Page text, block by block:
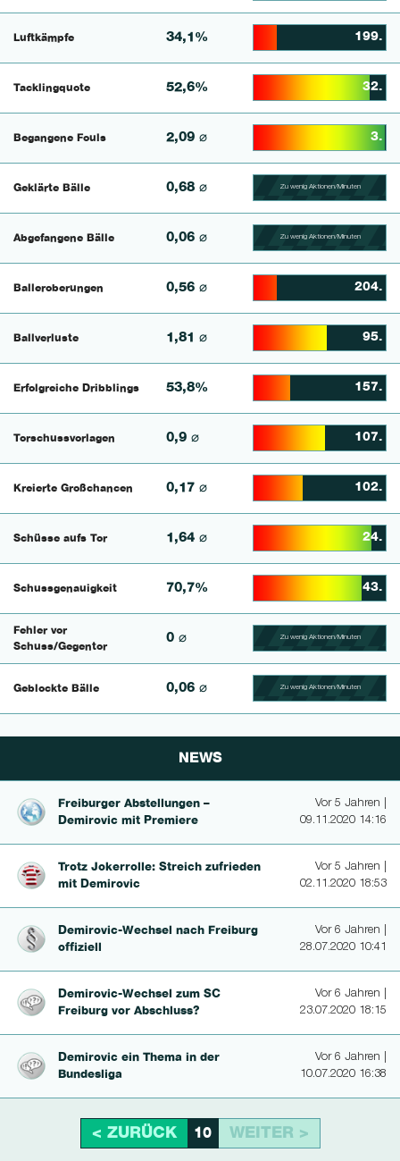
Luftkämpfe 34,1% 199.
Tacklingquote 52,6% 32.
Begangene Fouls 2,09 ⌀ 3.
Geklärte Bälle 0,68 ⌀ Zu wenig Aktionen/Minuten
Abgefangene Bälle 0,06 ⌀ Zu wenig Aktionen/Minuten
Balleroberungen 0,56 ⌀ 204.
Ballverluste 1,81 ⌀ 95.
Erfolgreiche Dribblings 53,8% 157.
Torschussvorlagen 0,9 ⌀ 107.
Kreierte Großchancen 0,17 ⌀ 102.
Schüsse aufs Tor 1,64 ⌀ 24.
Schussgenauigkeit 70,7% 43.
Fehler vor
Schuss/Gegentor
0 ⌀ Zu wenig Aktionen/Minuten
Geblockte Bälle 0,06 ⌀ Zu wenig Aktionen/Minuten
NEWS
Freiburger Abstellungen –
Demirovic mit Premiere
Vor 5 Jahren |
09.11.2020 14:16
Trotz Jokerrolle: Streich zufrieden
mit Demirovic
Vor 5 Jahren |
02.11.2020 18:53
Demiro­vic-Wechsel nach Freiburg
offiziell
Vor 6 Jahren |
28.07.2020 10:41
Demiro­vic-Wechsel zum SC
Freiburg vor Abschluss?
Vor 6 Jahren |
23.07.2020 18:15
Demirovic ein Thema in der
Bundesliga
Vor 6 Jahren |
10.07.2020 16:38
< ZURÜCK 10 WEITER >